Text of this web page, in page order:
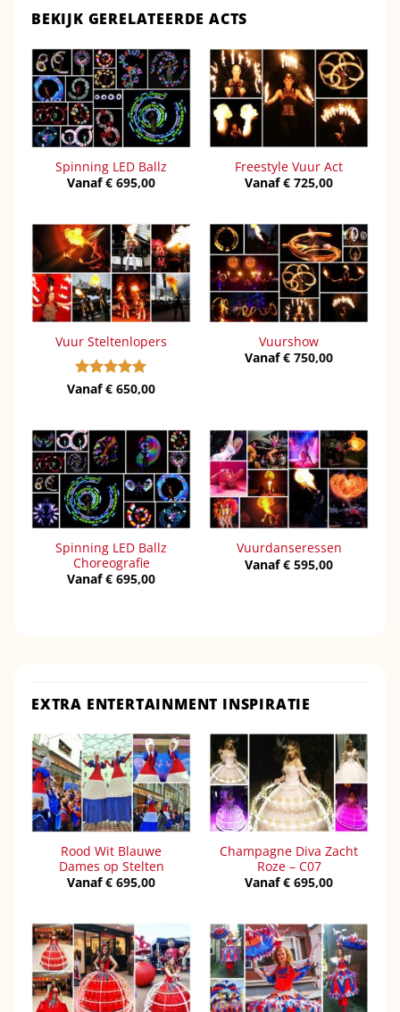
BEKIJK GERELATEERDE ACTS
Spinning LED Ballz
Vanaf€ 695,00
Freestyle Vuur Act
Vanaf€ 725,00
Vuur Steltenlopers
Gewaardeerd
Vanaf€ 650,00
Vuurshow
Vanaf€ 750,00
Spinning LED Ballz
Choreografie
Vanaf€ 695,00
Vuurdanseressen
Vanaf€ 595,00
EXTRA ENTERTAINMENT INSPIRATIE
Rood Wit Blauwe
Dames op Stelten
Vanaf€ 695,00
Champagne Diva Zacht
Roze – C07
Vanaf€ 695,00